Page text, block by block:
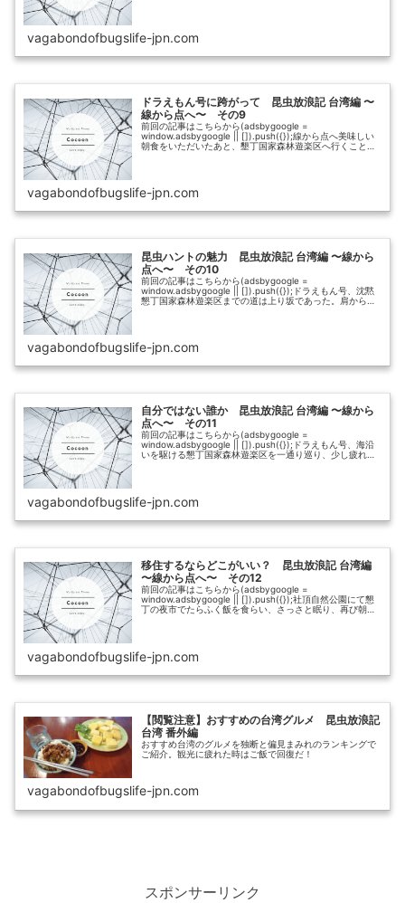
vagabondofbugslife-jpn.com
ドラえもん号に跨がって 昆虫放浪記 台湾編 〜
線から点へ〜 その9
前回の記事はこちらから(adsbygoogle =
window.adsbygoogle || []).push({});線から点へ美味しい
朝食をいただいたあと、墾丁国家森林遊楽区へ行くことに
vagabondofbugslife-jpn.com
昆虫ハントの魅力 昆虫放浪記 台湾編 〜線から
点へ〜 その10
前回の記事はこちらから(adsbygoogle =
window.adsbygoogle || []).push({});ドラえもん号、沈黙
懇丁国家森林遊楽区までの道は上り坂であった。肩から下
vagabondofbugslife-jpn.com
自分ではない誰か 昆虫放浪記 台湾編 〜線から
点へ〜 その11
前回の記事はこちらから(adsbygoogle =
window.adsbygoogle || []).push({});ドラえもん号、海沿
いを駆ける懇丁国家森林遊楽区を一通り巡り、少し疲れて
vagabondofbugslife-jpn.com
移住するならどこがいい？ 昆虫放浪記 台湾編
〜線から点へ〜 その12
前回の記事はこちらから(adsbygoogle =
window.adsbygoogle || []).push({});社頂自然公園にて懇
丁の夜市でたらふく飯を食らい、さっさと眠り、再び朝を
vagabondofbugslife-jpn.com
【閲覧注意】おすすめの台湾グルメ 昆虫放浪記
台湾 番外編
おすすめ台湾のグルメを独断と偏見まみれのランキングで
ご紹介。観光に疲れた時はご飯で回復だ！
vagabondofbugslife-jpn.com
スポンサーリンク